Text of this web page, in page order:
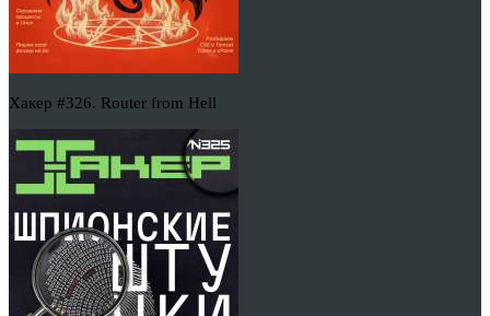
Хакер #326. Router from Hell